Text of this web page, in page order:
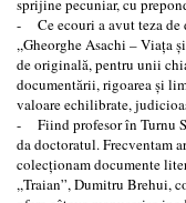
sprijine pecuniar, cu
- Ce ecouri a avut teza de
,,Gheorghe Asachi – Viaţa
de originală, pentru unii
documentării, rigoarea şi
valoare echilibrate,
- Fiind profesor în Turnu
da doctoratul. Frecventam
colecţionam documente
,,Traian”, Dumitru Brehui,